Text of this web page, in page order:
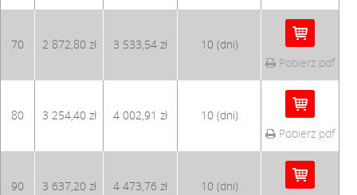
70 2 872,80 zł 3 533,54 zł
10 (dni)
Pobierz pdf
80 3 254,40 zł 4 002,91 zł
10 (dni)
Pobierz pdf
90 3 637,20 zł 4 473,76 zł
10 (dni)